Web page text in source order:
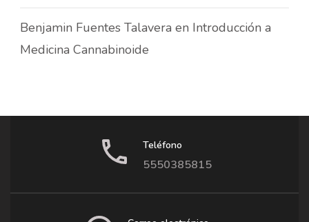
Benjamin Fuentes Talavera en Introducción a
Medicina Cannabinoide
Teléfono
5550385815